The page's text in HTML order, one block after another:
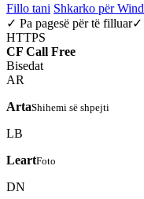
Fillo tani Shkarko për
✓ Pa pagesë për të filluar✓
HTTPS
CF Call Free
Bisedat
AR
ArtaShihemi së shpejti
LB
LeartFoto
DN